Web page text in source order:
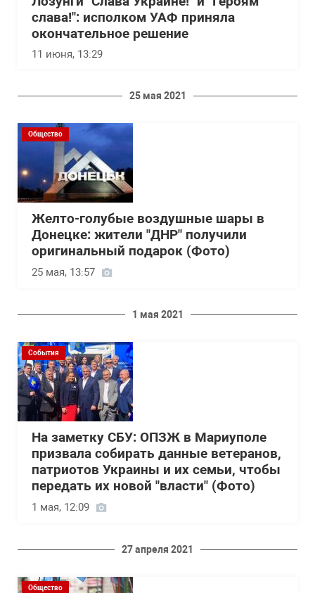
слава!": исполком УАФ приняла
окончательное решение
11 июня, 13:29
25 мая 2021
Общество
Желто-голубые воздушные шары в
Донецке: жители "ДНР" получили
оригинальный подарок (Фото)
25 мая, 13:57
1 мая 2021
События
На заметку СБУ: ОПЗЖ в Мариуполе
призвала собирать данные ветеранов,
патриотов Украины и их семьи, чтобы
передать их новой "власти" (Фото)
1 мая, 12:09
27 апреля 2021
Общество